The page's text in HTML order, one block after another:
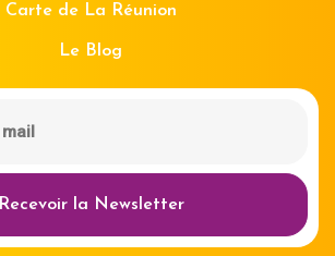
Carte de La Réunion
Le Blog
Recevoir la Newsletter